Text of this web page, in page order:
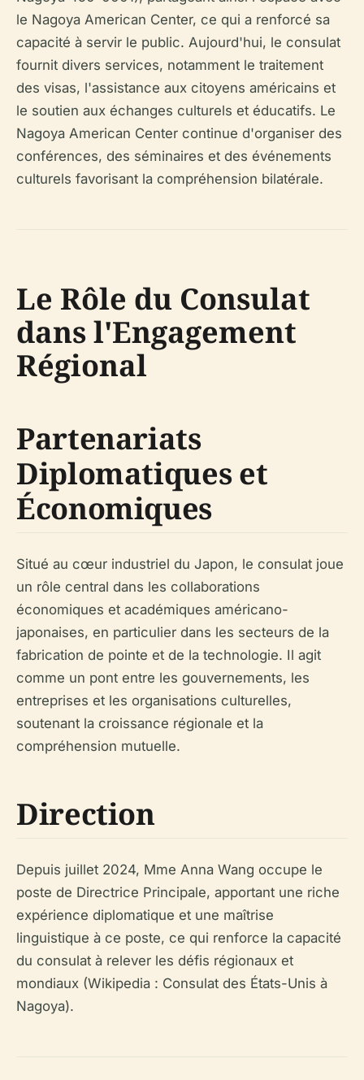
le Nagoya American Center, ce qui a renforcé sa
capacité à servir le public. Aujourd'hui, le consulat
fournit divers services, notamment le traitement
des visas, l'assistance aux citoyens américains et
le soutien aux échanges culturels et éducatifs. Le
Nagoya American Center continue d'organiser des
conférences, des séminaires et des événements
culturels favorisant la compréhension bilatérale.
Le Rôle du Consulat
dans l'Engagement
Régional
Partenariats
Diplomatiques et
Économiques
Situé au cœur industriel du Japon, le consulat joue
un rôle central dans les collaborations
économiques et académiques américano-
japonaises, en particulier dans les secteurs de la
fabrication de pointe et de la technologie. Il agit
comme un pont entre les gouvernements, les
entreprises et les organisations culturelles,
soutenant la croissance régionale et la
compréhension mutuelle.
Direction
Depuis juillet 2024, Mme Anna Wang occupe le
poste de Directrice Principale, apportant une riche
expérience diplomatique et une maîtrise
linguistique à ce poste, ce qui renforce la capacité
du consulat à relever les défis régionaux et
mondiaux (Wikipedia : Consulat des États-Unis à
Nagoya).